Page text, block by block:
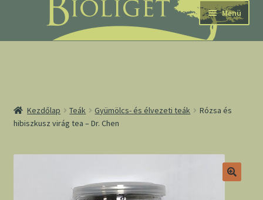
navigációhoz
tartalomba
Menü
Kezdőlap Teák Gyümölcs- és élvezeti teák
Rózsa és
hibiszkusz virág tea – Dr. Chen